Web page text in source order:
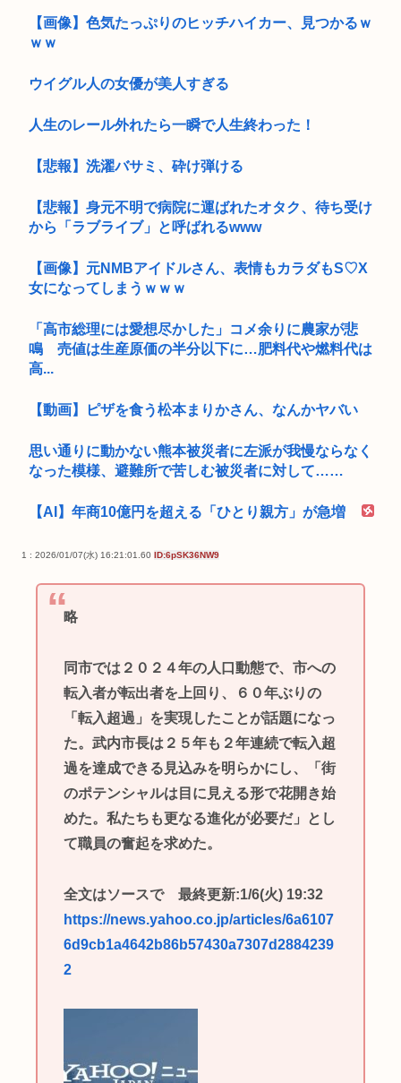
【画像】色気たっぷりのヒッチハイカー、見つかるｗ
ｗｗ
ウイグル人の女優が美人すぎる
人生のレール外れたら一瞬で人生終わった！
【悲報】洗濯バサミ、砕け弾ける
【悲報】身元不明で病院に運ばれたオタク、待ち受け
から「ラブライブ」と呼ばれるwww
【画像】元NMBアイドルさん、表情もカラダもS♡X
女になってしまうｗｗｗ
「高市総理には愛想尽かした」コメ余りに農家が悲
鳴 売値は生産原価の半分以下に…肥料代や燃料代は
高...
【動画】ピザを食う松本まりかさん、なんかヤバい
思い通りに動かない熊本被災者に左派が我慢ならなく
なった模様、避難所で苦しむ被災者に対して……
【AI】年商10億円を超える「ひとり親方」が急増
1 : 2026/01/07(水) 16:21:01.60 ID:6pSK36NW9
略
同市では２０２４年の人口動態で、市への
転入者が転出者を上回り、６０年ぶりの
「転入超過」を実現したことが話題になっ
た。武内市長は２５年も２年連続で転入超
過を達成できる見込みを明らかにし、「街
のポテンシャルは目に見える形で花開き始
めた。私たちも更なる進化が必要だ」とし
て職員の奮起を求めた。
全文はソースで 最終更新:1/6(火) 19:32
https://news.yahoo.co.jp/articles/6a6107
6d9cb1a4642b86b57430a7307d2884239
2